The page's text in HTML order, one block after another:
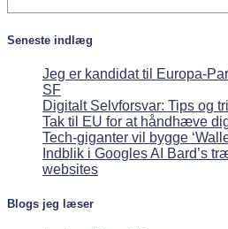
Seneste indlæg
Jeg er kandidat til Europa-
SF
Digitalt Selvforsvar: Tips og
Tak til EU for at håndhæve
Tech-giganter vil bygge
Indblik i Googles AI Bard’s
websites
Blogs jeg læser